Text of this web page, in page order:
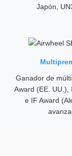
Japón,
Ganador de
Award (EE. UU.),
e IF Award